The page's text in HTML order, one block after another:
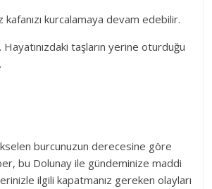
kafanızı kurcalamaya devam edebilir.
taşların yerine oturduğu
burcunuzun derecesine göre
bu Dolunay ile gündeminize maddi
ilgili kapatmanız gereken olayları